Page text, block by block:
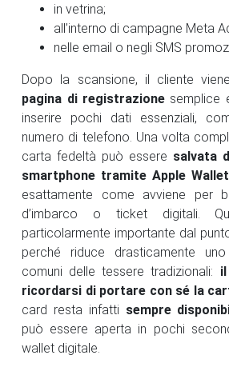
in vetrina;
all’interno di campagne Meta
nelle email o negli SMS
Dopo la scansione, il cliente
pagina di registrazionesemplice
inserire pochi dati essenziali,
numero di telefono. Una volta
carta fedeltà può essere salvata
smartphone tramite Apple
esattamente come avviene per
d’imbarco o ticket digitali.
particolarmente importante dal
perché riduce drasticamente
comuni delle tessere tradizionali:
ricordarsi di portare con sé la
card resta infatti sempre
può essere aperta in pochi
wallet digitale.